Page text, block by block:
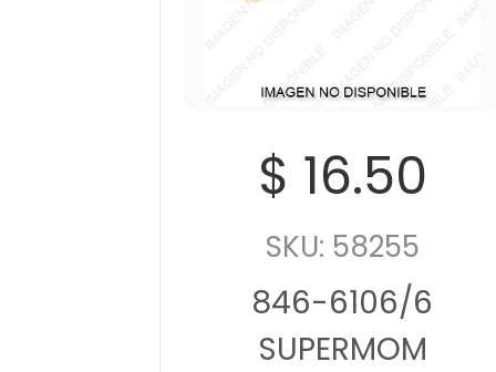
$ 16.50
SKU: 58255
846-6106/6
SUPERMOM